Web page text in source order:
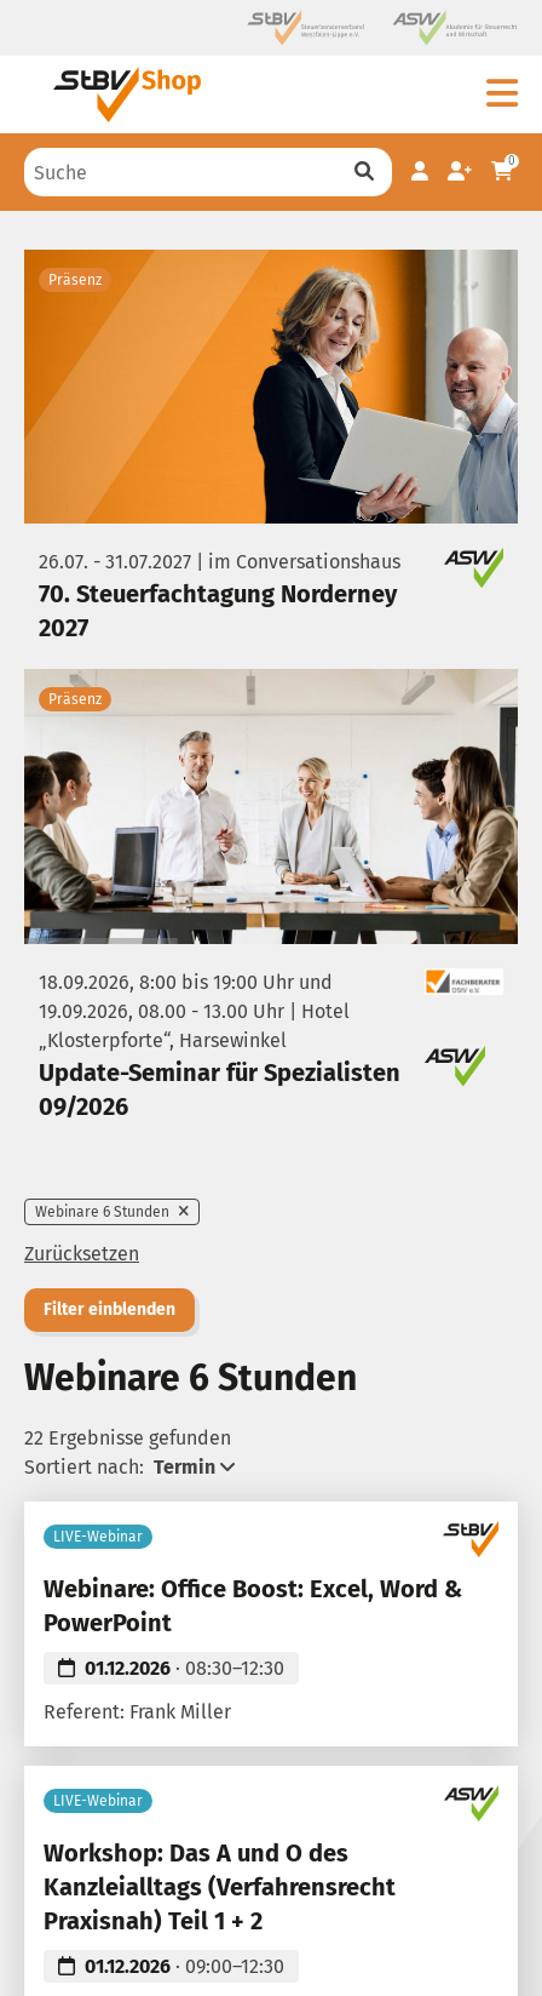
0
Präsenz
26.07. - 31.07.2027 | im Conversationshaus
70. Steuerfachtagung Norderney
2027
Präsenz
18.09.2026, 8:00 bis 19:00 Uhr und
19.09.2026, 08.00 - 13.00 Uhr | Hotel
„Klosterpforte“, Harsewinkel
Update-Seminar für Spezialisten
09/2026
Webinare 6 Stunden
Zurücksetzen
Filter einblenden
Webinare 6 Stunden
22 Ergebnisse gefunden
Sortiert nach: Termin
LIVE-Webinar
Webinare: Office Boost: Excel, Word &
PowerPoint
01.12.2026 · 08:30–12:30
Referent: Frank Miller
LIVE-Webinar
Workshop: Das A und O des
Kanzleialltags (Verfahrensrecht
Praxisnah) Teil 1 + 2
01.12.2026 · 09:00–12:30